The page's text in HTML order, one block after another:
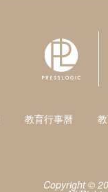
教育行事曆
Copyright ©